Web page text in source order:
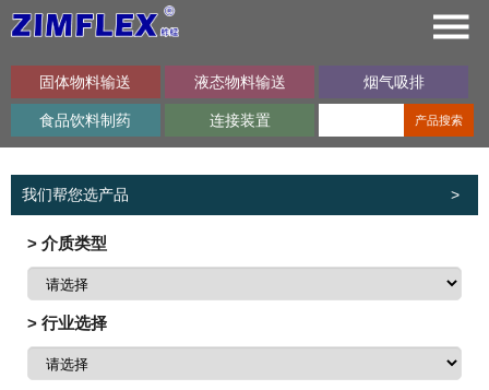
固体物料输送 液态物料输送 烟气吸排
食品饮料制药 连接装置 产品搜索
我们帮您选产品 >
> 介质类型
> 行业选择